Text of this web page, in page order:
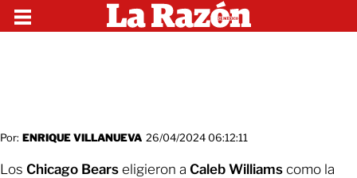
Por: ENRIQUE VILLANUEVA 26/04/2024 06:12:11
Los Chicago Bears eligieron a Caleb Williams como la